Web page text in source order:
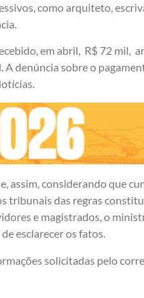
como arquiteto,
em abril, R$ 72 mil,
A denúncia sobre o
assim, considerando que
tribunais das regras
e magistrados, o
esclarecer os fatos.
solicitadas pelo